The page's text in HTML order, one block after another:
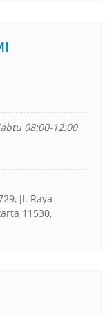
08:00-12:00
Jl. Raya
11530,